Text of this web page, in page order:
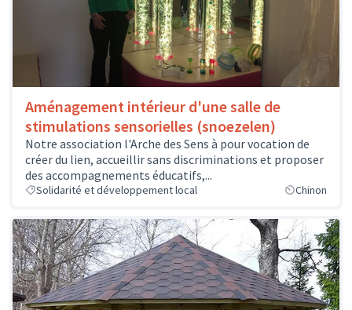
Aménagement intérieur d'une salle de
stimulations sensorielles (snoezelen)
Notre association l'Arche des Sens à pour vocation de
créer du lien, accueillir sans discriminations et proposer
des accompagnements éducatifs,...
Solidarité et développement local Chinon